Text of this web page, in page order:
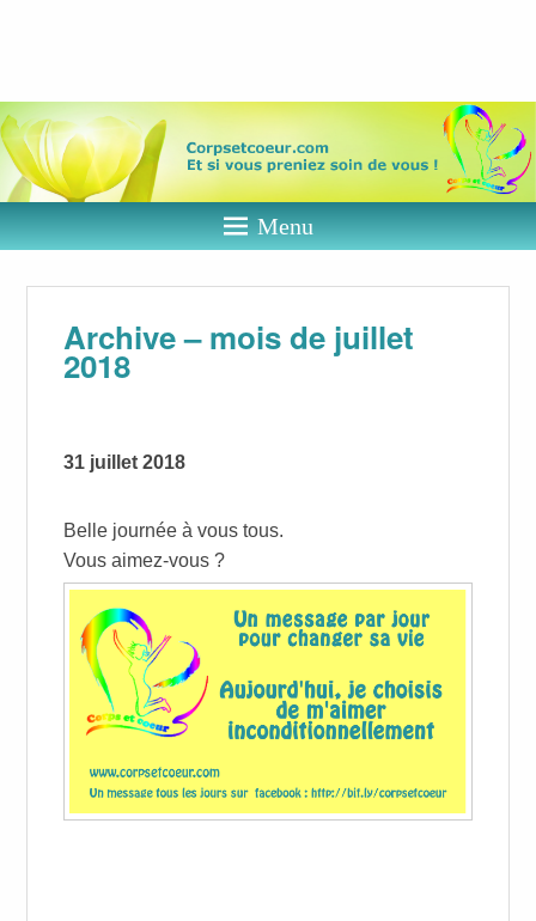
coeur
Et si vous preniez soin de vous ?
Menu
Archive – mois de juillet
2018
31 juillet 2018
Belle journée à vous tous.
Vous aimez-vous ?